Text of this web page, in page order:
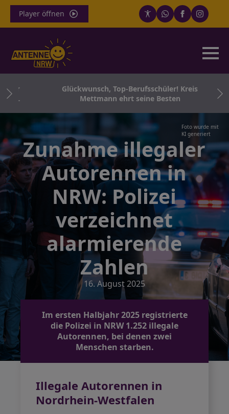
Player öffnen
Glückwunsch, Top-Berufsschüler! Kreis
Mettmann ehrt seine Besten
Foto wurde mit
KI generiert
Zunahme illegaler
Autorennen in
NRW: Polizei
verzeichnet
alarmierende
Zahlen
16. August 2025
Im ersten Halbjahr 2025 registrierte
die Polizei in NRW 1.252 illegale
Autorennen, bei denen zwei
Menschen starben.
Illegale Autorennen in
Nordrhein-Westfalen